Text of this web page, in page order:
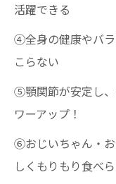
活躍できる
④全身の健康やバ
こらない
⑤顎関節が安定し
ワーアップ！
⑥おじいちゃん・
しくもりもり食べ